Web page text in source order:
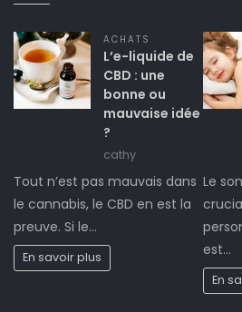
ACHATS
L’e-liquide de
CBD : une
bonne ou
mauvaise idée
?
cathy
Tout n’est pas mauvais dans
le cannabis, le CBD en est la
preuve. Si le…
En savoir plus
Le
est…
En